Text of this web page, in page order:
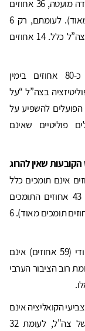
(27 אחוזים סבורים כך במידה מועטה, 36 אחוזים
במידה רבה, ו-17.5 אחוזים במידה רבה מאוד). לעומתם, רק 6
אחוזים סבורים כי לא קיימת פוליטיזציה בצה”ל כלל. 14 אחוזים
הסכמה חוצת מחנות פוליטיים: כ-80 אחוזים בימין
בצה”ל “על
הפועלים להשפיע על
פוליטיים שאינם
הקובעות שאין להרוג
אינם תומכים כלל
ו-23 אחוזים לא כל כך תומכים), לעומת 43 אחוזים התומכים
בהוראות אלו (24 אחוזים די תומכים ו-19 אחוזים תומכים מאוד). 6
הפער מגזרי חריף: רוב הציבור היהודי (59 אחוזים) אינם
רוב הציבור הערבי
79 אחוזים ממצביעי הקואליציה אינם
תומכים בהוראות הפתיחה באש של צה"ל, לעומת 32